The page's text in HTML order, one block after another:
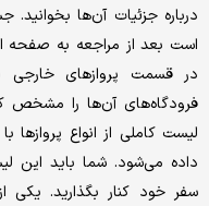
درباره جزئیات آن‌ها
است بعد از مراجعه به صفحه
در قسمت پروازهای خارجی
فرودگاه‌های آن‌ها را مشخص
لیست کاملی از انواع
داده می‌شود. شما باید این
سفر خود کنار بگذارید.